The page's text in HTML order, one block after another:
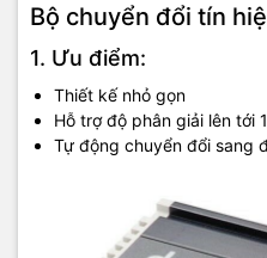
Bộ chuyển đổi tín
1. Ưu điểm:
Thiết kế nhỏ gọn
Hỗ trợ độ phân giải lên tới
Tự động chuyển đổi sang